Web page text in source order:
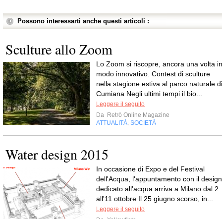
Possono interessarti anche questi articoli :
Sculture allo Zoom
Lo Zoom si riscopre, ancora una volta in
modo innovativo. Contest di sculture
nella stagione estiva al parco naturale di
Cumiana Negli ultimi tempi il bio...
Leggere il seguito
Da Retrò Online Magazine
ATTUALITÀ SOCIETÀ
Water design 2015
In occasione di Expo e del Festival
dell'Acqua, l'appuntamento con il design
dedicato all'acqua arriva a Milano dal 2
all'11 ottobre Il 25 giugno scorso, in...
Leggere il seguito